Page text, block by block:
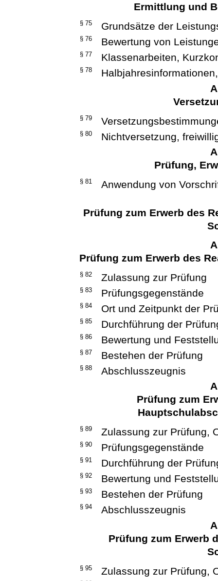
Ermittlung und
§ 75 Grundsätze der
§ 76 Bewertung von
§ 77 Klassenarbeiten,
§ 78
§ 79
§ 80
Nichtversetzung,
Prüfung,
§ 81 Anwendung von
Prüfung zum Erwerb des
Prüfung zum Erwerb des
§ 82 Zulassung zur Prüfung
§ 83 Prüfungsgegenstände
§ 84 Ort und Zeitpunkt der
§ 85 Durchführung der
§ 86 Bewertung und
§ 87 Bestehen der Prüfung
§ 88
Abschlusszeugnis
Prüfung zum
§ 89 Zulassung zur Prüfung,
§ 90 Prüfungsgegenstände
§ 91 Durchführung der
§ 92 Bewertung und
§ 93 Bestehen der Prüfung
§ 94
Abschlusszeugnis
Prüfung zum Erwerb
§ 95 Zulassung zur Prüfung,